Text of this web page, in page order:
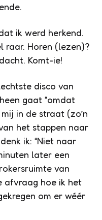
ik werd herkend.
raar. Horen (lezen)?
Komt-ie!
disco van
gaat “omdat
in de straat (zo’n
het stappen naar
ik: “Niet naar
later een
van
afvraag hoe ik het
om er wéér